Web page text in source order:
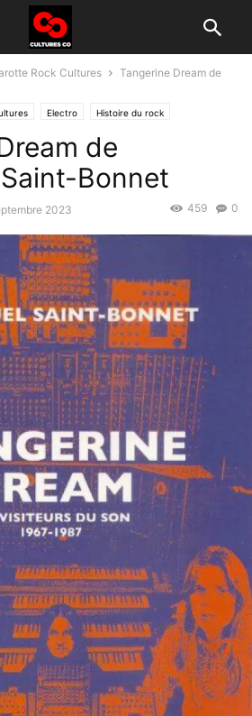
Rock Cultures
Tangerine Dream de
Electro Histoire du rock
de
Bonnet
2023 0
459